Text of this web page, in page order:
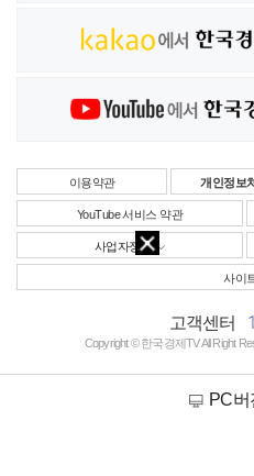
이용약관 개인정보
YouTube 서비스 약관
사업자정보
사이
고객센터
Copyright © 한국경제TV All Right
PC버